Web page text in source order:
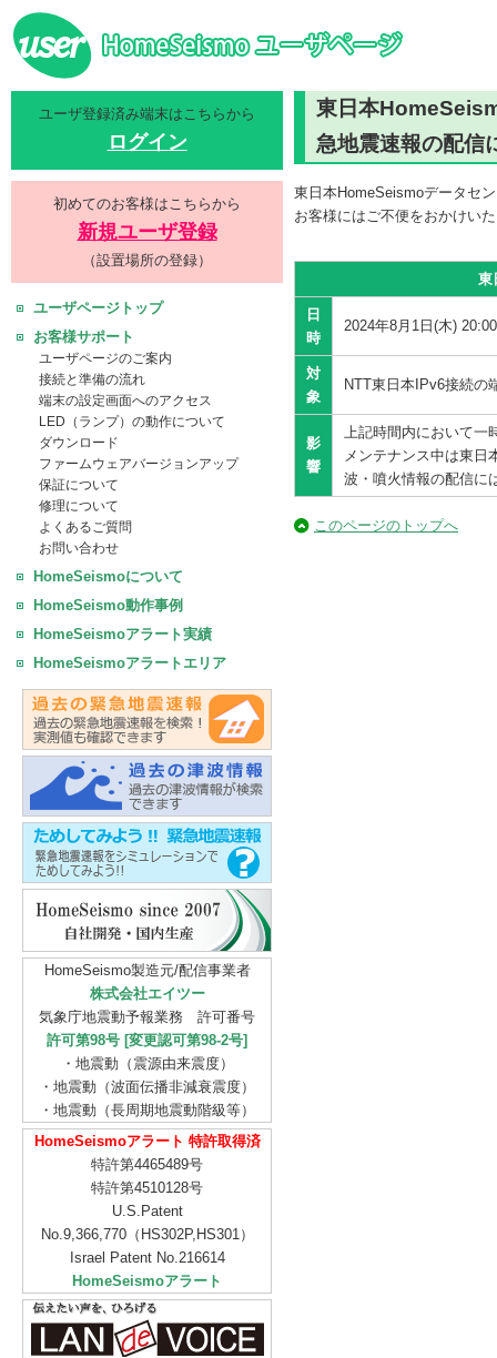
ユーザ登録済み端末はこちらから
ログイン
初めてのお客様はこちらから
新規ユーザ登録
（設置場所の登録）
ユーザページトップ
お客様サポート
ユーザページのご案内
接続と準備の流れ
端末の設定画面へのアクセス
LED（ランプ）の動作について
ダウンロード
ファームウェアバージョンアップ
保証について
修理について
よくあるご質問
お問い合わせ
HomeSeismoについて
HomeSeismo動作事例
HomeSeismoアラート実績
HomeSeismoアラートエリア
HomeSeismo製造元/配信事業者
株式会社エイツー
気象庁地震動予報業務 許可番号
許可第98号 [変更認可第98-2号]
・地震動（震源由来震度）
・地震動（波面伝播非減衰震度）
・地震動（長周期地震動階級等）
HomeSeismoアラート 特許取得済
特許第4465489号
特許第4510128号
U.S.Patent
No.9,366,770（HS302P,HS301）
Israel Patent No.216614
HomeSeismoアラート
東日本
急地震速報の配信
東日本HomeSeismoデータセ
お客様にはご不便をおかけい
東
日
時
2024年8月1日(木)
対
象
NTT東日本IPv6接続の
影
響
上記時間内において一
メンテナンス中は東日
波・噴火情報の配信に
このページのトップへ